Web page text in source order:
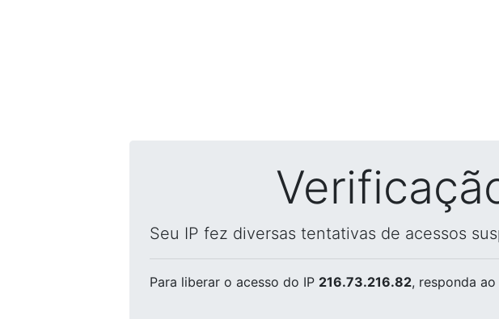
Seu IP fez diversas tentativas de acessos
Para liberar o acesso do IP 216.73.216.82, responda